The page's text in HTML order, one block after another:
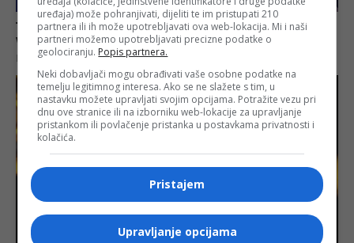
uređaja) može pohranjivati, dijeliti te im pristupati 210
partnera ili ih može upotrebljavati ova web-lokacija. Mi i naši
partneri možemo upotrebljavati precizne podatke o
geolociranju. Popis partnera.
Neki dobavljači mogu obrađivati vaše osobne podatke na
temelju legitimnog interesa. Ako se ne slažete s tim, u
nastavku možete upravljati svojim opcijama. Potražite vezu pri
dnu ove stranice ili na izborniku web-lokacije za upravljanje
pristankom ili povlačenje pristanka u postavkama privatnosti i
kolačića.
Pristajem
Upravljanje opcijama